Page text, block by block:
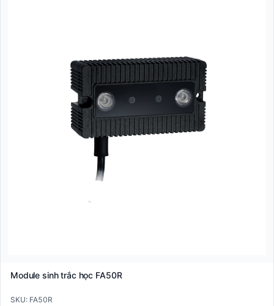
Module sinh trắc học FA50R
SKU: FA50R